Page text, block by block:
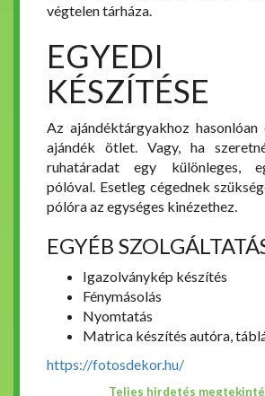
végtelen tárháza.
EGYEDI
KÉSZÍTÉSE
Az ajándéktárgyakhoz
ajándék ötlet. Vagy, ha
ruhatáradat egy különleges,
pólóval. Esetleg cégednek
pólóra az egységes kinézethez.
EGYÉB
Igazolványkép készítés
Fénymásolás
Nyomtatás
Matrica készítés autóra,
https://fotosdekor.hu/
Teljes hirdetés